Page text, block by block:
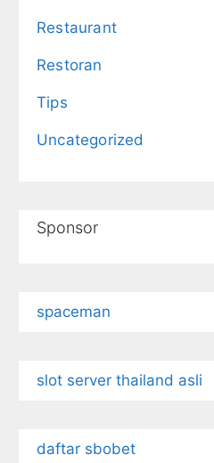
Restaurant
Restoran
Tips
Uncategorized
Sponsor
spaceman
slot server thailand asli
daftar sbobet